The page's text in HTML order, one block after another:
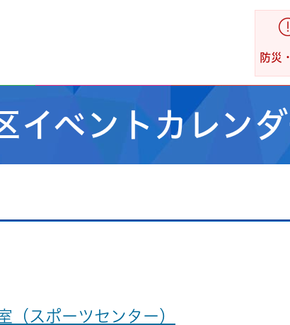
防災
イベントカレン
（スポーツセンター）